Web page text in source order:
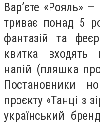
Вар’єте «Рояль»
триває понад 5
фантазій та
квитка входять
напій (пляшка
Постановники
проєкту «Танці з
український